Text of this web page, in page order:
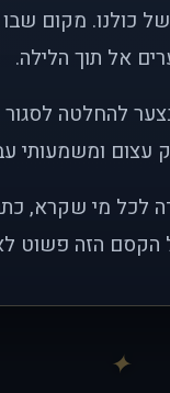
כולנו. מקום
אל תוך הלילה.
להחלטה
ומשמעותי
לכל מי שקרא,
הקסם הזה פשוט